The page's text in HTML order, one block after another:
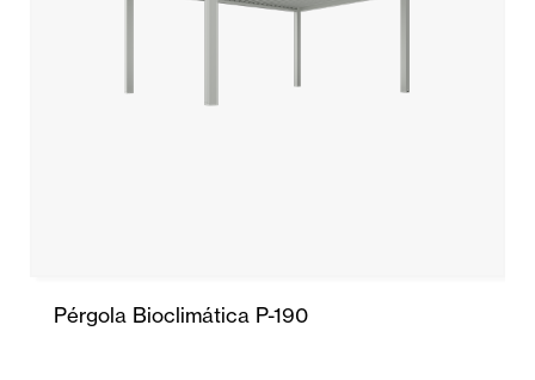
Pérgola Bioclimática P-190